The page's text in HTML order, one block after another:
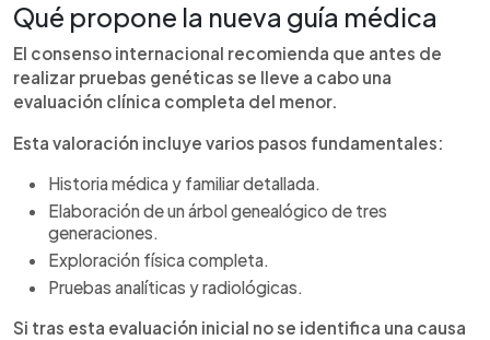
Qué propone la nueva guía médica
El consenso internacional recomienda que antes de
realizar pruebas genéticas se lleve a cabo una
evaluación clínica completa del menor.
Esta valoración incluye varios pasos fundamentales:
Historia médica y familiar detallada.
Elaboración de un árbol genealógico de tres
generaciones.
Exploración física completa.
Pruebas analíticas y radiológicas.
Si tras esta evaluación inicial no se identifica una causa